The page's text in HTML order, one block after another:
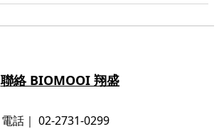
聯絡 BIOMOOI 翔盛
電話｜ 02-2731-0299